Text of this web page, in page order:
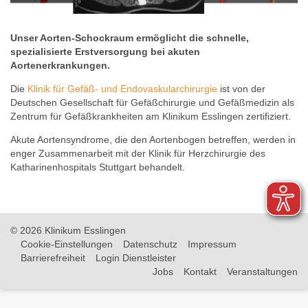
Unser Aorten-Schockraum ermöglicht die schnelle,
spezialisierte Erstversorgung bei akuten
Aortenerkrankungen.
Die Klinik für Gefäß- und Endovaskularchirurgie ist von der
Deutschen Gesellschaft für Gefäßchirurgie und Gefäßmedizin als
Zentrum für Gefäßkrankheiten am Klinikum Esslingen zertifiziert.
Akute Aortensyndrome, die den Aortenbogen betreffen, werden in
enger Zusammenarbeit mit der Klinik für Herzchirurgie des
Katharinenhospitals Stuttgart behandelt.
© 2026 Klinikum Esslingen
Cookie-Einstellungen
Datenschutz
Impressum
Barrierefreiheit
Login Dienstleister
Jobs
Kontakt Veranstaltungen